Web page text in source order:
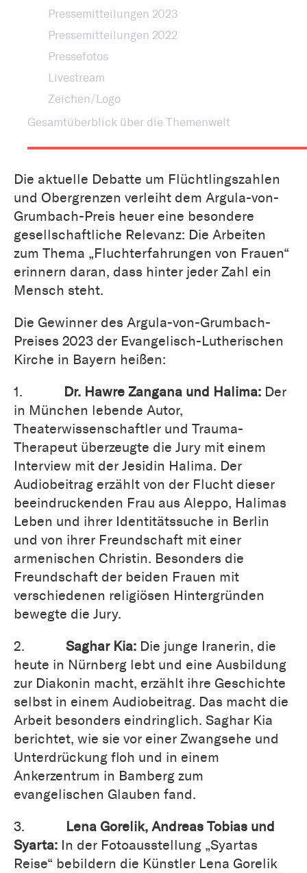
Pressemitteilungen 2023
Pressemitteilungen 2022
Pressefotos
Livestream
Zeichen/Logo
Gesamtüberblick über die Themenwelt
Die aktuelle Debatte um Flüchtlingszahlen
und Obergrenzen verleiht dem Argula-von-
Grumbach-Preis heuer eine besondere
gesellschaftliche Relevanz: Die Arbeiten
zum Thema „Fluchterfahrungen von Frauen“
erinnern daran, dass hinter jeder Zahl ein
Mensch steht.
Die Gewinner des Argula-von-Grumbach-
Preises 2023 der Evangelisch-Lutherischen
Kirche in Bayern heißen:
1.
Dr. Hawre Zangana und Halima: Der
in München lebende Autor,
Theaterwissenschaftler und Trauma-
Therapeut überzeugte die Jury mit einem
Interview mit der Jesidin Halima. Der
Audiobeitrag erzählt von der Flucht dieser
beeindruckenden Frau aus Aleppo, Halimas
Leben und ihrer Identitätssuche in Berlin
und von ihrer Freundschaft mit einer
armenischen Christin. Besonders die
Freundschaft der beiden Frauen mit
verschiedenen religiösen Hintergründen
bewegte die Jury.
2. Saghar Kia: Die junge Iranerin, die
heute in Nürnberg lebt und eine Ausbildung
zur Diakonin macht, erzählt ihre Geschichte
selbst in einem Audiobeitrag. Das macht die
Arbeit besonders eindringlich. Saghar Kia
berichtet, wie sie vor einer Zwangsehe und
Unterdrückung floh und in einem
Ankerzentrum in Bamberg zum
evangelischen Glauben fand.
3.
Lena Gorelik, Andreas Tobias und
Syarta: In der Fotoausstellung „Syartas
Reise“ bebildern die Künstler Lena Gorelik